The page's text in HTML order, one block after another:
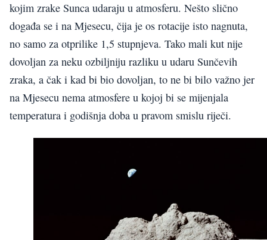
kojim zrake Sunca udaraju u atmosferu. Nešto slično
događa se i na Mjesecu, čija je os rotacije isto nagnuta,
no samo za otprilike 1,5 stupnjeva. Tako mali kut nije
dovoljan za neku ozbiljniju razliku u udaru Sunčevih
zraka, a čak i kad bi bio dovoljan, to ne bi bilo važno jer
na Mjesecu nema atmosfere u kojoj bi se mijenjala
temperatura i godišnja doba u pravom smislu riječi.